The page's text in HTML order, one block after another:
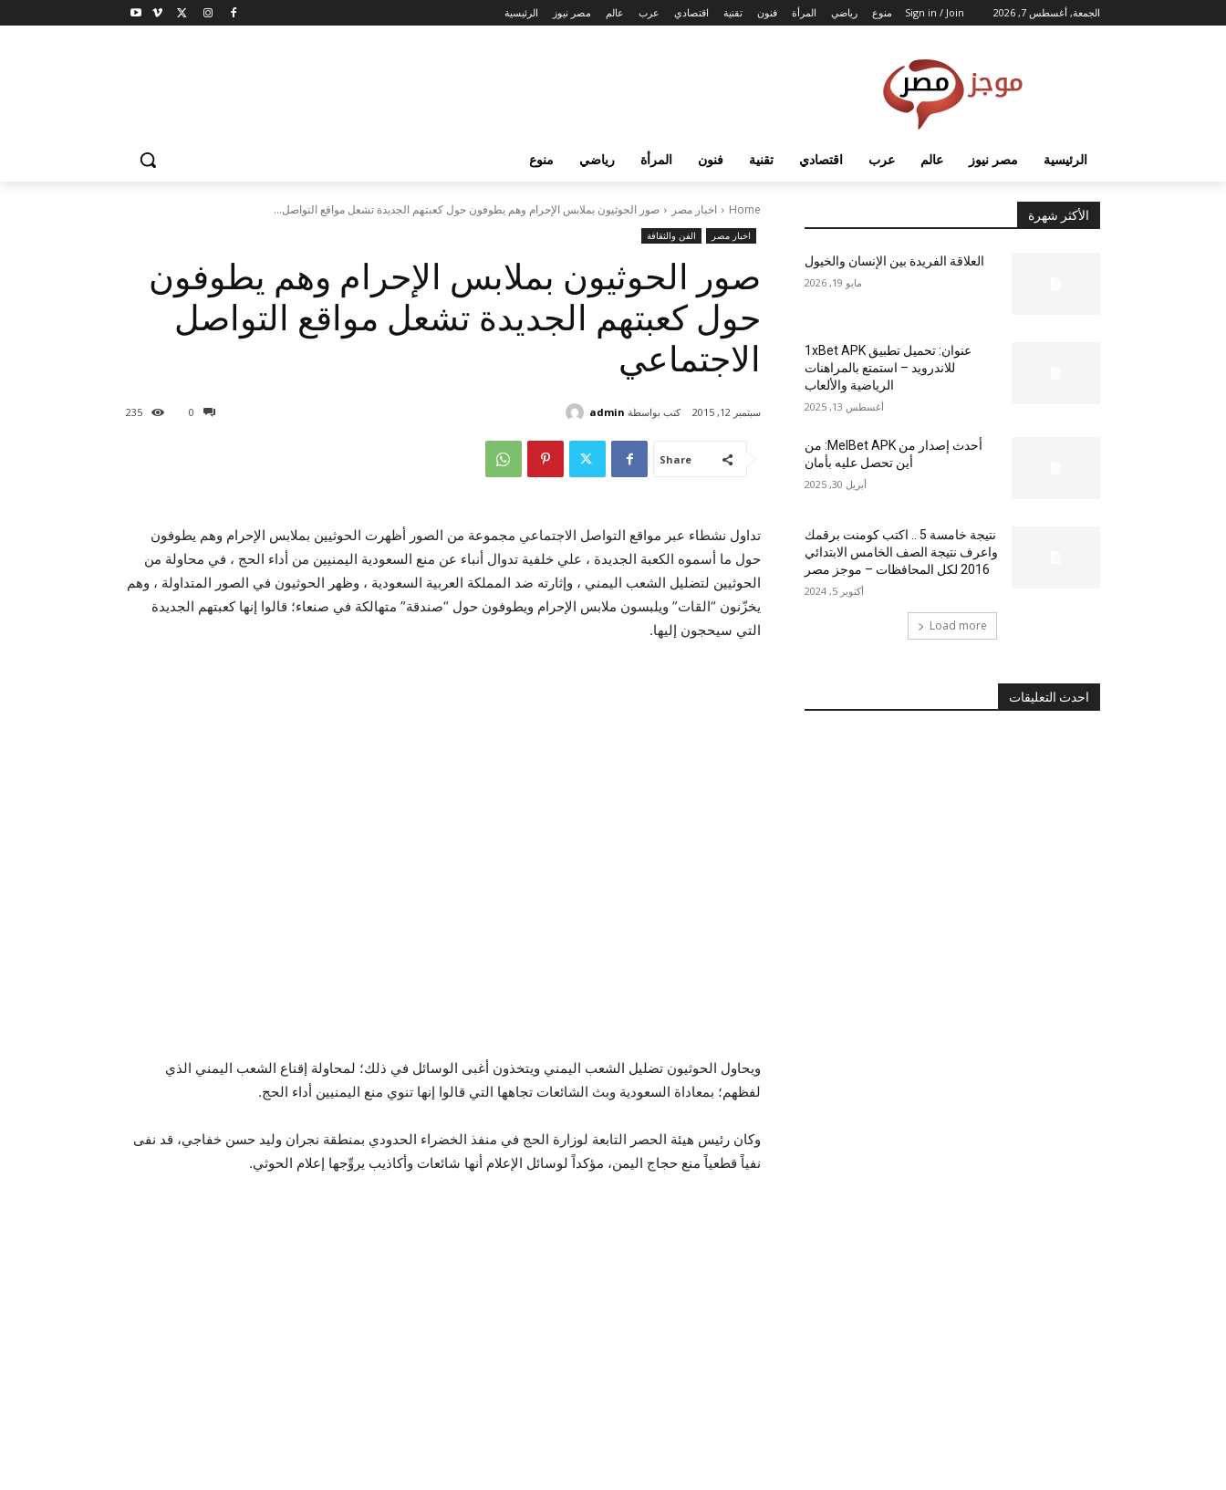
الجمعة, أغسطس 7, 2026 Sign in / Join الرئيسية مصر نيوز عالم عرب اقتصادي تقنية فنون المرأة رياضي منوع
الرئيسية مصر نيوز عالم عرب اقتصادي تقنية فنون المرأة رياضي منوع
Home اخبار مصر صور الحوثيون بملابس الإحرام وهم يطوفون حول كعبتهم الجديدة تشعل مواقع التواصل...
اخبار مصر الفن والثقافة
صور الحوثيون بملابس الإحرام وهم يطوفون
حول كعبتهم الجديدة تشعل مواقع التواصل
الاجتماعي
0
235 سبتمبر 12, 2015 كتب بواسطة admin
Share
تداول نشطاء عبر مواقع التواصل الاجتماعي مجموعة من الصور أظهرت الحوثيين بملابس الإحرام وهم يطوفون
حول ما أسموه الكعبة الجديدة ، علي خلفية تدوال أنباء عن منع السعودية اليمنيين من أداء الحج ، في محاولة من
الحوثيين لتضليل الشعب اليمني ، وإثارته ضد المملكة العربية السعودية ، وظهر الحوثيون في الصور المتداولة ، وهم
يخزّنون “القات” ويلبسون ملابس الإحرام ويطوفون حول “صندقة” متهالكة في صنعاء؛ قالوا إنها كعبتهم الجديدة
التي سيحجون إليها.
ويحاول الحوثيون تضليل الشعب اليمني ويتخذون أغبى الوسائل في ذلك؛ لمحاولة إقناع الشعب اليمني الذي
لفظهم؛ بمعاداة السعودية وبث الشائعات تجاهها التي قالوا إنها تنوي منع اليمنيين أداء الحج.
وكان رئيس هيئة الحصر التابعة لوزارة الحج في منفذ الخضراء الحدودي بمنطقة نجران وليد حسن خفاجي، قد نفى
نفياً قطعياً منع حجاج اليمن، مؤكداً لوسائل الإعلام أنها شائعات وأكاذيب يروِّجها إعلام الحوثي.
الأكثر شهرة
العلاقة الفريدة بين الإنسان والخيول
مايو 19, 2026
عنوان: تحميل تطبيق 1xBet APK
للاندرويد – استمتع بالمراهنات
الرياضية والألعاب
أغسطس 13, 2025
أحدث إصدار من MelBet APK: من
أين تحصل عليه بأمان
أبريل 30, 2025
نتيجة خامسة 5 .. اكتب كومنت برقمك
واعرف نتيجة الصف الخامس الابتدائي
2016 لكل المحافظات – موجز مصر
أكتوبر 5, 2024
Load more
احدث التعليقات